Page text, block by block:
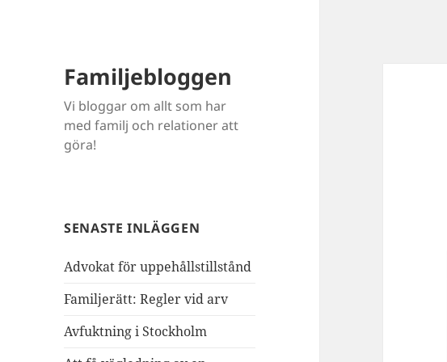
Familjebloggen
Vi bloggar om allt som har
med familj och relationer att
göra!
SENASTE INLÄGGEN
Advokat för uppehållstillstånd
Familjerätt: Regler vid arv
Avfuktning i Stockholm